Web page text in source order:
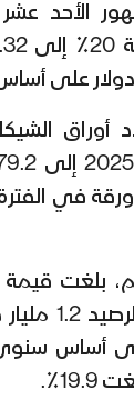
الأحد
أوراق
ورقة في
بلغت قيمة
أساس